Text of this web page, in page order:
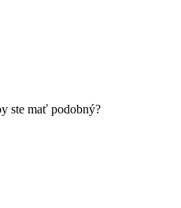
ste mať podobný?